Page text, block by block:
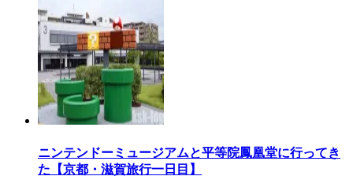
ニンテンドーミュージアムと平等院鳳凰堂に行ってき
た【京都・滋賀旅行一日目】